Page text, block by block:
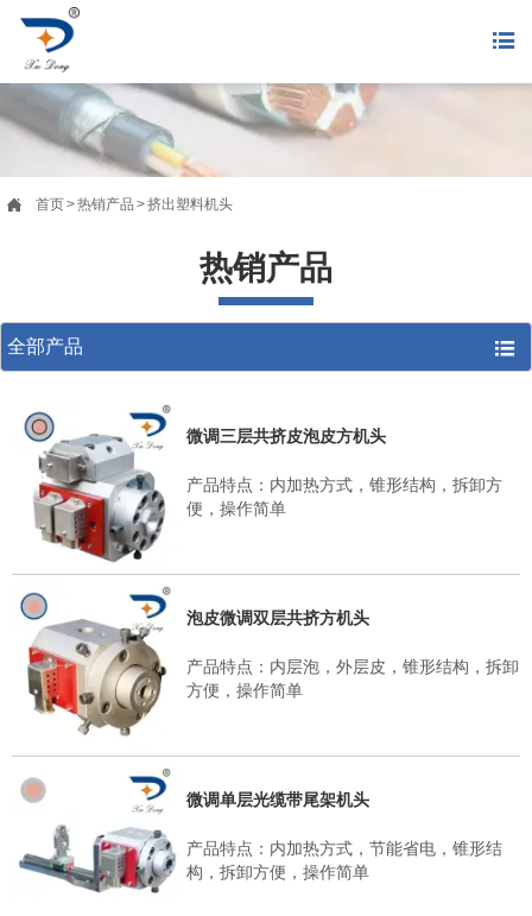

 首页>热销产品 >挤出塑料机头
热销产品
全部产品 
微调三层共挤皮泡皮方机头
产品特点：内加热方式，锥形结构，拆卸方
便，操作简单
泡皮微调双层共挤方机头
产品特点：内层泡，外层皮，锥形结构，拆卸
方便，操作简单
微调单层光缆带尾架机头
产品特点：内加热方式，节能省电，锥形结
构，拆卸方便，操作简单